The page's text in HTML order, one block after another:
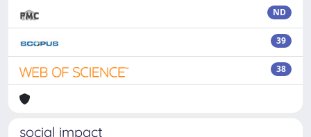
ND
39
38
social impact